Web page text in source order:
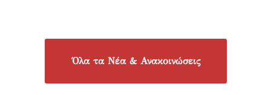
Όλα τα Νέα & Ανακοινώσεις